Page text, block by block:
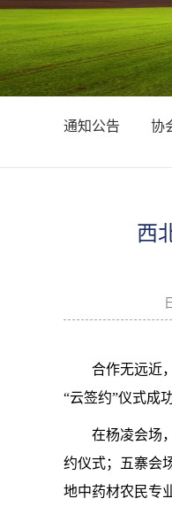
通知公告 协
西
合作无远近
“云签约”仪式成
在杨凌会场
约仪式；五寨会
地中药材农民专